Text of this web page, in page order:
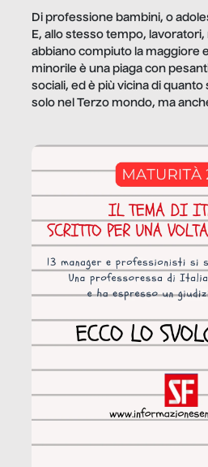
Di professione bambini, o
E, allo stesso tempo,
abbiano compiuto la maggiore
minorile è una piaga con
sociali, ed è più vicina di quanto
solo nel Terzo mondo, ma